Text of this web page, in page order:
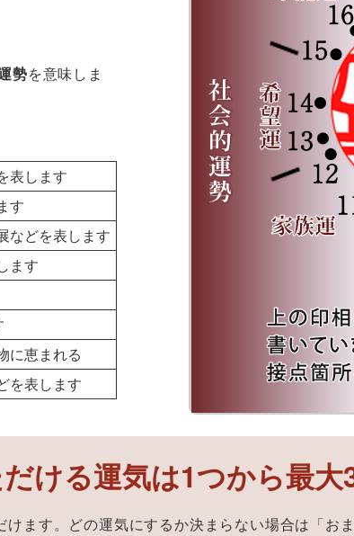
勢を意味しま
表します
す
などを表します
ます
に恵まれる
を表します
ける運気は1つから最
ます。どの運気にするか決まらない場合は「お